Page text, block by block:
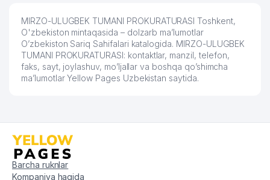
MIRZO-ULUGBEK TUMANI PROKURATURASI Toshkent,
O'zbekiston mintaqasida – dolzarb ma’lumotlar
O’zbekiston Sariq Sahifalari katalogida. MIRZO-ULUGBEK
TUMANI PROKURATURASI: kontaktlar, manzil, telefon,
faks, sayt, joylashuv, mo’ljallar va boshqa qo’shimcha
ma’lumotlar Yellow Pages Uzbekistan saytida.
Barcha ruknlar
Kompaniya haqida